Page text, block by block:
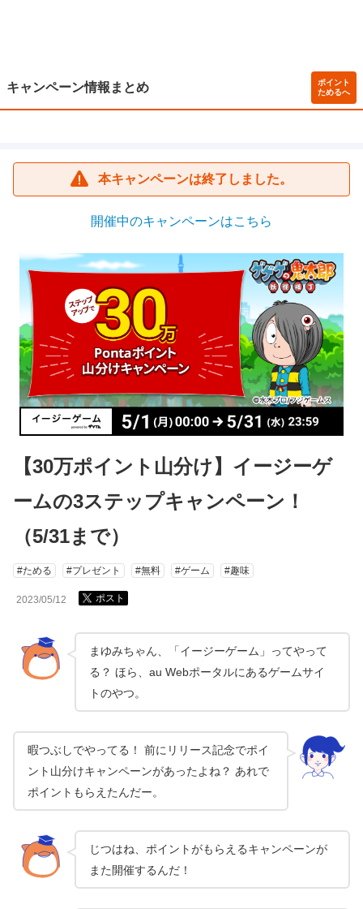
キャンペーン情報まとめ
ポイント
ためるへ
本キャンペーンは終了しました。
開催中のキャンペーンはこちら
【30万ポイント山分け】イージーゲ
ームの3ステップキャンペーン！
（5/31まで）
#ためる #プレゼント #無料 #ゲーム #趣味
2023/05/12 ポスト
まゆみちゃん、「イージーゲーム」ってやって
る？ ほら、au Webポータルにあるゲームサイ
トのやつ。
暇つぶしでやってる！ 前にリリース記念でポイ
ント山分けキャンペーンがあったよね？ あれで
ポイントもらえたんだー。
じつはね、ポイントがもらえるキャンペーンが
また開催するんだ！